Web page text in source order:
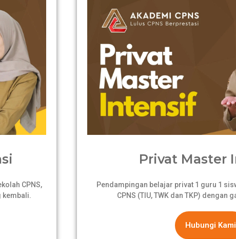
CPNS,
kembali.
Privat Master
Pendampingan belajar privat 1 guru 1
CPNS (TIU, TWK dan TKP) dengan
Hubungi Kami